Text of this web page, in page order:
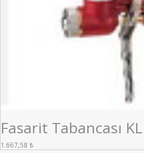
Fasarit Tabancası
1.667,58 ₺